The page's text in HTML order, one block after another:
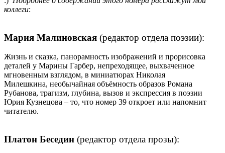
коллеги:
Мария Малиновская (редактор отдела поэзии):
Жизнь и сказка, панорамность изображений и прорисовка
деталей у Марины Гарбер, непреходящее, выхваченное
мгновенным взглядом, в миниатюрах Николая
Милешкина, необычайная объёмность образов Романа
Рубанова, трагизм, глубина, вызов и экспрессия в поэзии
Юрия Кузнецова – то, что номер 39 откроет или напомнит
читателю.
Платон Беседин (редактор отдела прозы):